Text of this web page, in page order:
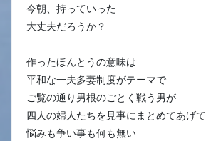
今朝、持っていった
大丈夫だろうか？
作ったほんとうの意味は
平和な一夫多妻制度がテーマで
ご覧の通り男根のごとく戦う男が
四人の婦人たちを見事にまとめてあげて
悩みも争い事も何も無い